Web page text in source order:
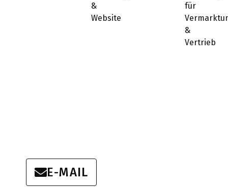
&
Website
für
&
Vertrieb
E-MAIL